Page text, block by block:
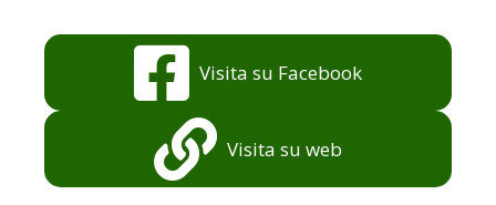
Visita su Facebook
Visita su web